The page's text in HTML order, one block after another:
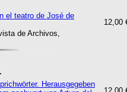
12,00
el teatro de José de
de Archivos,
Herausgegeben